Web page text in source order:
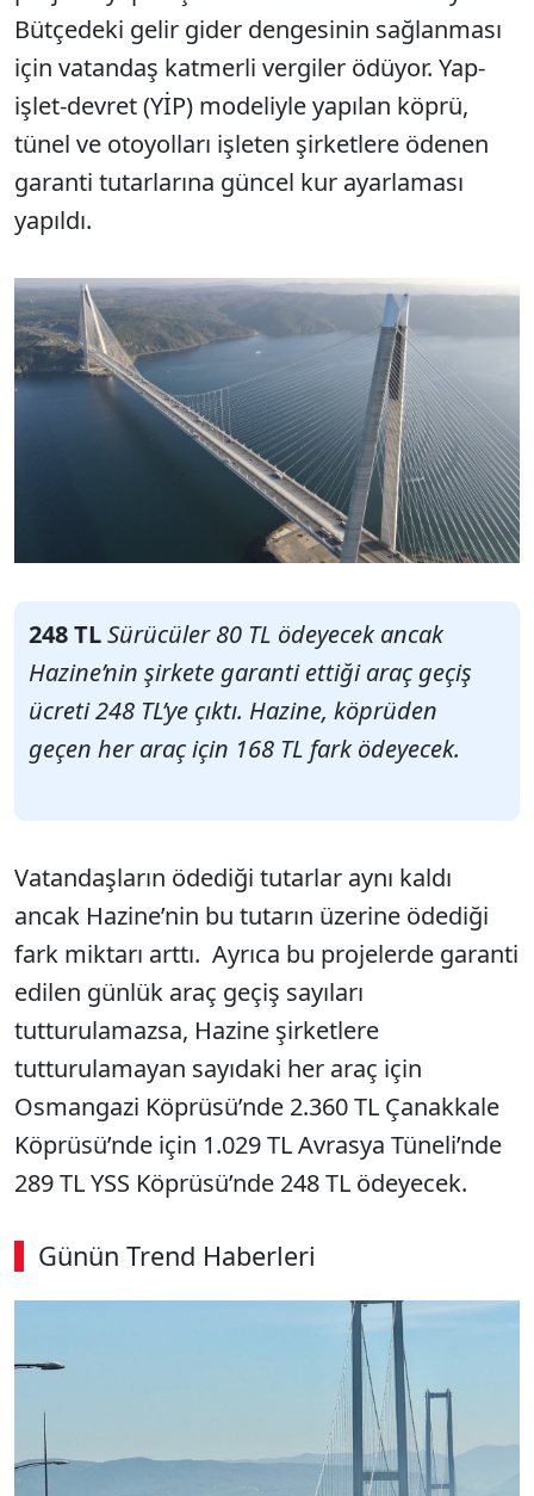
Bütçedeki gelir gider dengesinin sağlanması
için vatandaş katmerli vergiler ödüyor. Yap-
işlet-devret (YİP) modeliyle yapılan köprü,
tünel ve otoyolları işleten şirketlere ödenen
garanti tutarlarına güncel kur ayarlaması
yapıldı.
248 TLSürücüler 80 TL ödeyecek ancak
Hazine’nin şirkete garanti ettiği araç geçiş
ücreti 248 TL’ye çıktı. Hazine, köprüden
geçen her araç için 168 TL fark ödeyecek.
Vatandaşların ödediği tutarlar aynı kaldı
ancak Hazine’nin bu tutarın üzerine ödediği
fark miktarı arttı. Ayrıca bu projelerde garanti
edilen günlük araç geçiş sayıları
tutturulamazsa, Hazine şirketlere
tutturulamayan sayıdaki her araç için
Osmangazi Köprüsü’nde 2.360 TL Çanakkale
Köprüsü’nde için 1.029 TL Avrasya Tüneli’nde
289 TL YSS Köprüsü’nde 248 TL ödeyecek.
Günün Trend Haberleri
00:02 / 02:14